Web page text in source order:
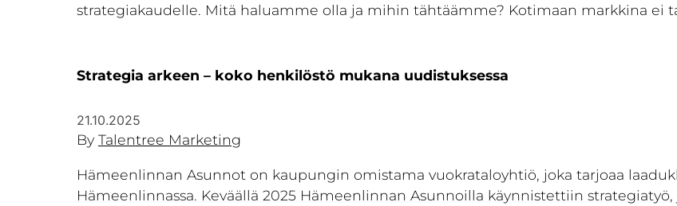
strategiakaudelle. Mitä haluamme olla ja mihin tähtäämme? Kotimaan markkina ei
Strategia arkeen – koko henkilöstö mukana uudistuksessa
21.10.2025
By Talentree Marketing
Hämeenlinnan Asunnot on kaupungin omistama vuokrataloyhtiö, joka tarjoaa
Hämeenlinnassa. Keväällä 2025 Hämeenlinnan Asunnoilla käynnistettiin